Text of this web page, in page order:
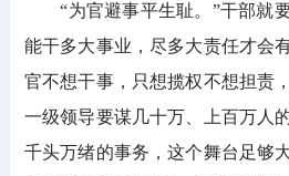
“为官避事平生耻。”干部就
能干多大事业，尽多大责任才会
官不想干事，只想揽权不想担责
一级领导要谋几十万、上百万人
千头万绪的事务，这个舞台足够